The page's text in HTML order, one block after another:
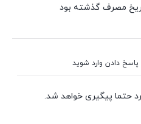
مصرف گذشته بود
پاسخ دادن وارد شوید
حتما پیگیری خواهد شد.